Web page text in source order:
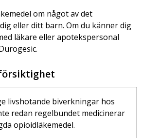
om något av det
eller ditt barn. Om du känner dig
läkare eller apotekspersonal
livshotande biverkningar hos
redan regelbundet medicinerar
opioidläkemedel.